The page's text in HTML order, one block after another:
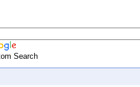
Search